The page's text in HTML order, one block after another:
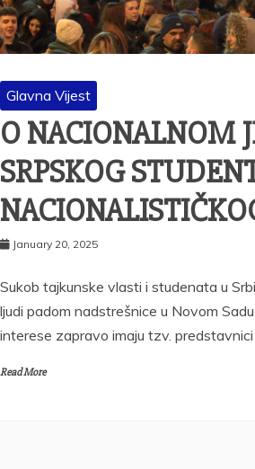
Glavna Vijest
O NACIONALNOM
SRPSKOG
January 20, 2025
Sukob tajkunske vlasti i studenata u
ljudi padom nadstrešnice u Novom
interese zapravo imaju tzv. predstavnici
Read More